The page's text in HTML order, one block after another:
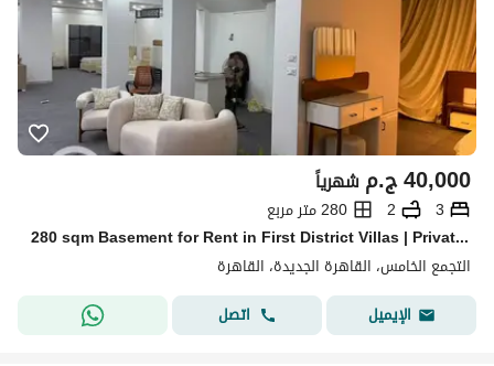
ج.م40,000 شهرياً
3
2
280 متر مربع
280 sqm Basement for Rent in First District Villas | Private Entrance
التجمع الخامس، القاهرة الجديدة، القاهرة
الإيميل
اتصل